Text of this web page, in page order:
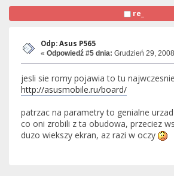
re_
Odp: Asus P565
« Odpowiedź #5 dnia: Grudzień 29,
jesli sie romy pojawia to tu
http://asusmobile.ru/board/
patrzac na parametry to genialne
co oni zrobili z ta obudowa, przeciez
duzo wiekszy ekran, az razi w oczy